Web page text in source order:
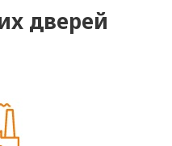
дверей